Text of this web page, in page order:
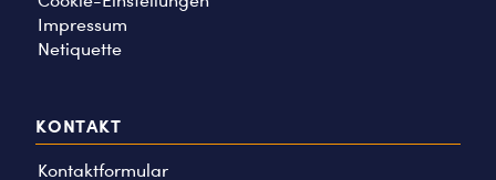
Impressum
Netiquette
KONTAKT
Kontaktformular